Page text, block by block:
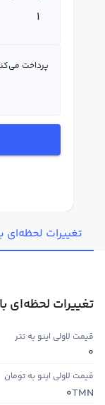
پرداخت
تغییرات لحظه‌ای
تغییرات لحظه‌ای
قیمت لاولی اینو به تتر
0
قیمت لاولی اینو به تومان
TMN
0